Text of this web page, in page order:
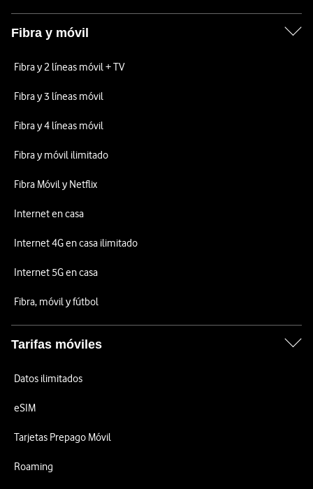
Fibra y móvil
Fibra y 2 líneas móvil + TV
Fibra y 3 líneas móvil
Fibra y 4 líneas móvil
Fibra y móvil ilimitado
Fibra Móvil y Netflix
Internet en casa
Internet 4G en casa ilimitado
Internet 5G en casa
Fibra, móvil y fútbol
Tarifas móviles
Datos ilimitados
eSIM
Tarjetas Prepago Móvil
Roaming